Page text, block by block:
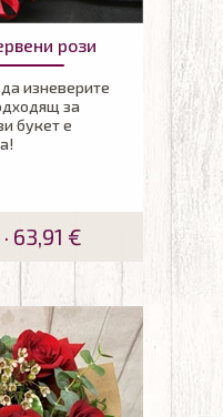
рози
изневерите
за
букет е
63,91 €